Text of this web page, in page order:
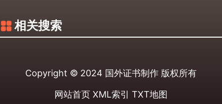
相关搜索
Copyright © 2024 国外证书制作 版权所有
网站首页 XML索引 TXT地图